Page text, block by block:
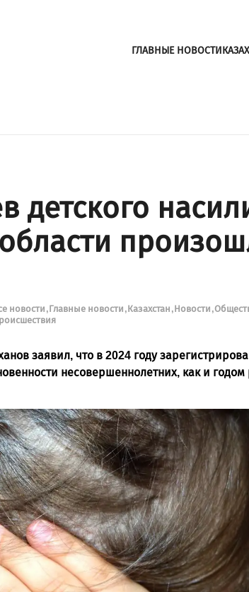
ГЛАВНЫЕ НОВОСТИ
детского
новости Главные новости Казахстан Новости
заявил, что в 2024 году
несовершеннолетних, как и годом